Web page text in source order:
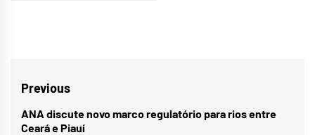
Navegação
de
Previous
Previous
ANA discute novo marco regulatório para rios entre
Ceará e Piauí